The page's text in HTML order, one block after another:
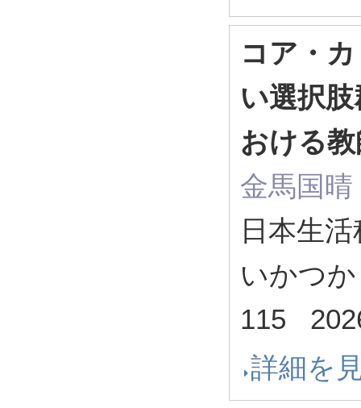
コア・
い選択
おける
金馬国晴
日本生
いかつ
115
詳細を